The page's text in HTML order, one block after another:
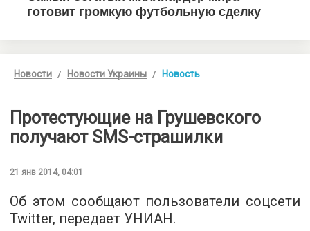
Новости Новости Украины Новость
Протестующие на Грушевского
получают SMS-страшилки
21 янв 2014, 04:01
Об этом сообщают пользователи соцсети
Twitter, передает УНИАН.